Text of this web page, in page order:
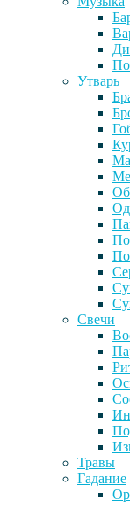
Утварь
Свечи
Травы
Гадание